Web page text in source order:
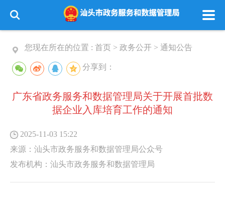
您现在所在的位置 : 首页 > 政务公开 > 通知公告
分享到：
广东省政务服务和数据管理局关于开展首批数
据企业入库培育工作的通知
2025-11-03 15:22
来源： 汕头市政务服务和数据管理局公众号
发布机构： 汕头市政务服务和数据管理局